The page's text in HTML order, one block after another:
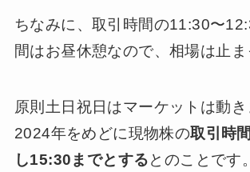
ちなみに、取引時間の11:30〜
間はお昼休憩なので、相場は止ま
原則土日祝日はマーケットは動き
2024年をめどに現物株の取引時
し15:30までとするとのことです。